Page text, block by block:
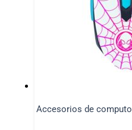
Accesorios de computo